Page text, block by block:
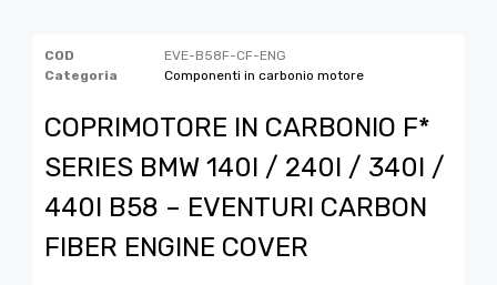
COD
EVE-B58F-CF-ENG
Categoria
Componenti in carbonio motore
COPRIMOTORE IN CARBONIO F*
SERIES BMW 140I / 240I / 340I /
440I B58 – EVENTURI CARBON
FIBER ENGINE COVER